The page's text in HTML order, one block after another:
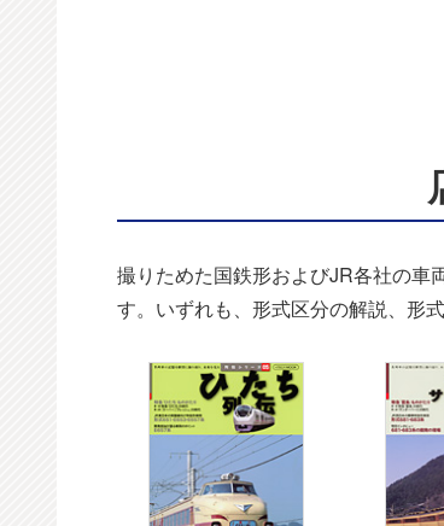
撮りためた国鉄形およびJR各社の車
す。いずれも、形式区分の解説、形